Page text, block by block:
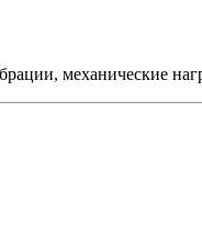
механические